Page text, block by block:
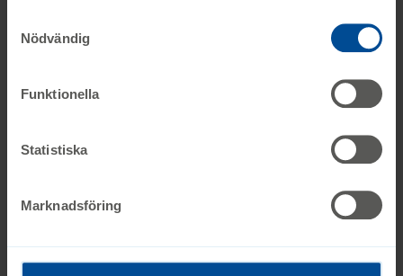
när du kontaktade oss gällande ditt samtycke. Du kan
även själv ändra ditt samtycke direkt genom att klicka på
Nödvändig
Funktionella
Statistiska
Marknadsföring
Sidan uppdaterad: 2025-07-09
Dela på